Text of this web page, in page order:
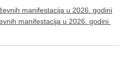
manifestacija u 2026. godini
manifestacija u 2026. godini